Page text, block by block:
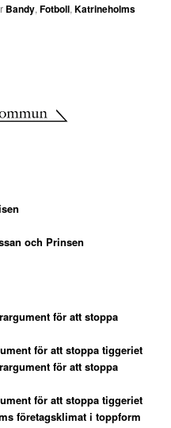
Bandy,Fotboll,Katrineholms
och Prinsen
för att stoppa
för att stoppa tiggeriet
för att stoppa
för att stoppa tiggeriet
företagsklimat i toppform